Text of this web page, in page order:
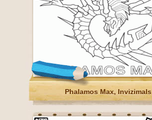
Phalamos Max, Invizimals